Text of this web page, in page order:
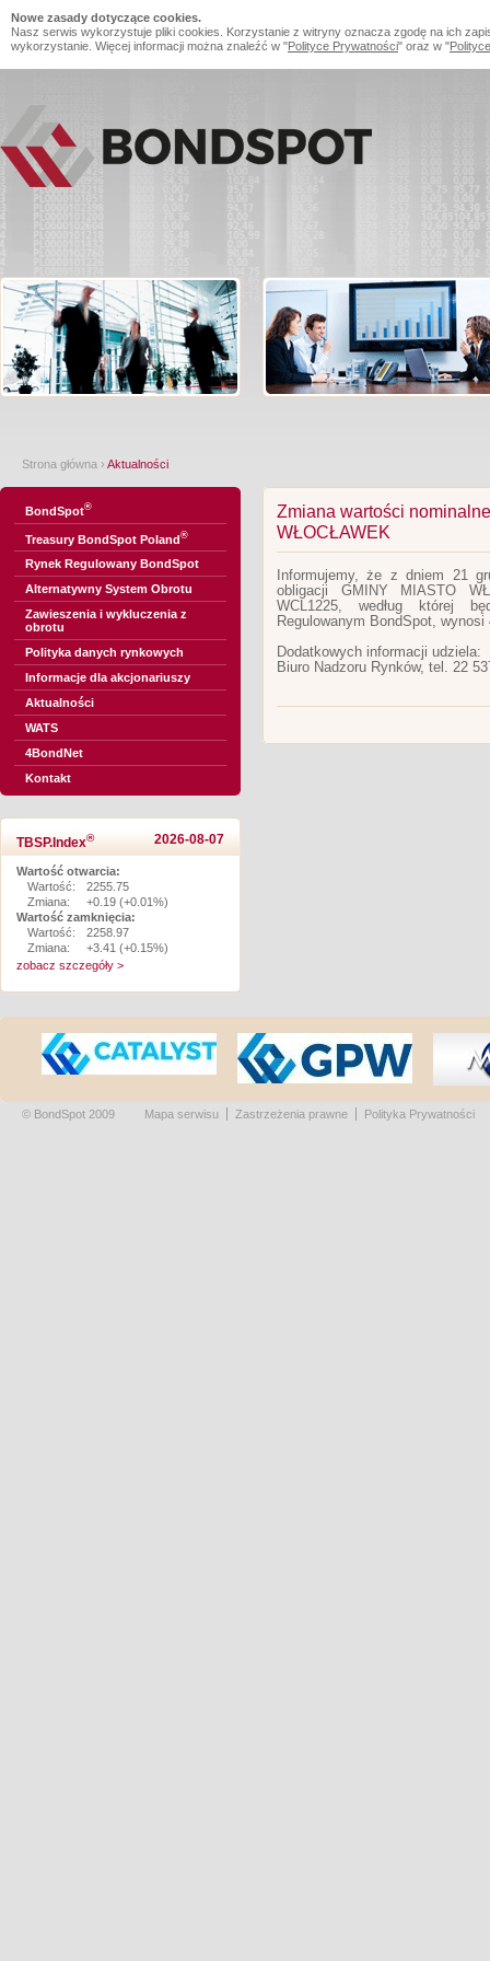
Nowe zasady dotyczące cookies.
Nasz serwis wykorzystuje pliki cookies. Korzystanie z witryny oznacza zgodę na ich
wykorzystanie. Więcej informacji można znaleźć w "Polityce Prywatności" oraz w "
Strona główna › Aktualności
BondSpot®
Treasury BondSpot Poland®
Rynek Regulowany BondSpot
Alternatywny System Obrotu
Zawieszenia i wykluczenia z
obrotu
Polityka danych rynkowych
Informacje dla akcjonariuszy
Aktualności
WATS
4BondNet
Kontakt
TBSP.Index® 2026-08-07
Wartość otwarcia:
Wartość:
2255.75
Zmiana:
+0.19 (+0.01%)
Wartość zamknięcia:
Wartość:
2258.97
Zmiana:
+3.41 (+0.15%)
zobacz szczegóły >
Zmiana wartości
WŁOCŁAWEK
Informujemy, że z dniem 21
obligacji GMINY MIASTO
WCL1225, według której
Regulowanym BondSpot, wynosi
Dodatkowych informacji udziela:
Biuro Nadzoru Rynków, tel. 22
© BondSpot 2009 Mapa serwisu Zastrzeżenia prawne Polityka Prywatności